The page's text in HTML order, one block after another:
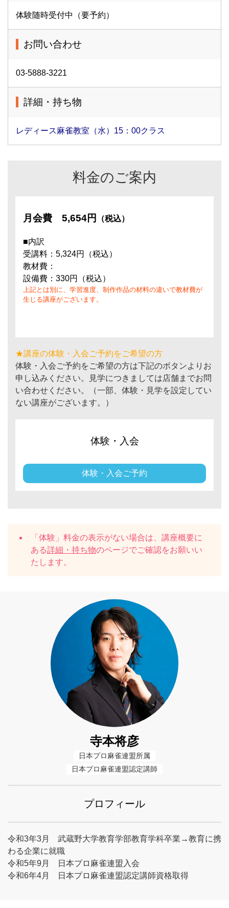
体験随時受付中（要予約）
お問い合わせ
03-5888-3221
詳細・持ち物
レディース麻雀教室（水）15：00クラス
料金のご案内
月会費 5,654円 （税込）
■内訳
受講料：5,324円（税込）
教材費：
設備費：330円（税込）
上記とは別に、学習進度、制作作品の材料の違いで教材費が
生じる講座がございます。
★講座の体験・入会ご予約をご希望の方
体験・入会ご予約をご希望の方は下記のボタンよりお
申し込みください。見学につきましては店舗までお問
い合わせください。（一部、体験・見学を設定してい
ない講座がございます。）
体験・入会
体験・入会ご予約
「体験」料金の表示がない場合は、講座概要に
ある詳細・持ち物のページでご確認をお願いい
たします。
寺本将彦
日本プロ麻雀連盟所属
日本プロ麻雀連盟認定講師
プロフィール
令和3年3月 武蔵野大学教育学部教育学科卒業→教育に携
わる企業に就職
令和5年9月 日本プロ麻雀連盟入会
令和6年4月 日本プロ麻雀連盟認定講師資格取得